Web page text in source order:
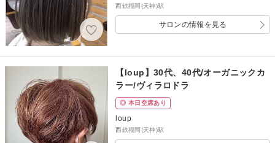
西鉄福岡(天神)駅
サロンの情報を見る
【loup】30代、40代/オーガニックカ
ラー/ヴィラロドラ
◎ 本日空席あり
loup
西鉄福岡(天神)駅